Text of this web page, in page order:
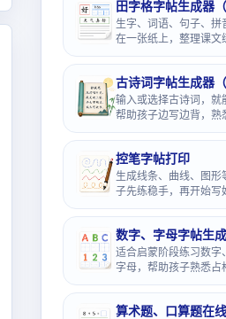
田字格字帖生成器（
生字、词语、句子、
在一张纸上，整理课文
古诗词字帖生成器（
输入或选择古诗词，就
帮助孩子边写边背，熟
控笔字帖打印
生成线条、曲线、图
子先练稳手，再开始写
数字、字母字帖生
适合启蒙阶段练习数字
字母，帮助孩子熟悉占
算术题、口算题在